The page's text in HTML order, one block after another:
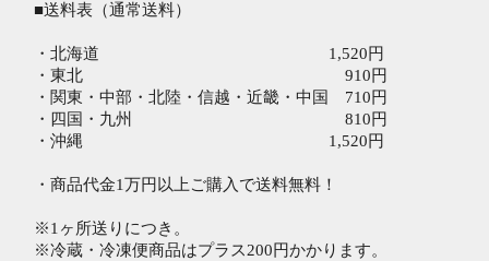
■送料表（通常送料）
・北海道 1,520円
・東北 910円
・関東・中部・北陸・信越・近畿・中国 710円
・四国・九州 810円
・沖縄 1,520円
・商品代金1万円以上ご購入で送料無料！
※1ヶ所送りにつき。
※冷蔵・冷凍便商品はプラス200円かかります。